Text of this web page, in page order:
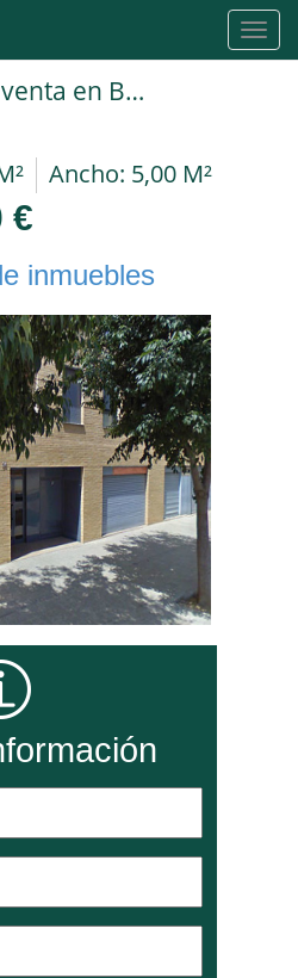
Plaza de garaje en venta en Barcelona Santa Perpetua de Mogoda
Ancho: 5,00 M²
€
inmuebles